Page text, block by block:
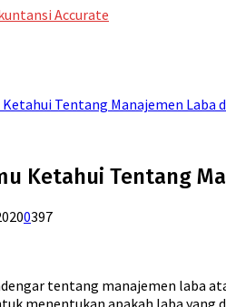
Ketahui Tentang Manajemen Laba
Ketahui Tentang
0397
tentang manajemen laba
menentukan apakah laba